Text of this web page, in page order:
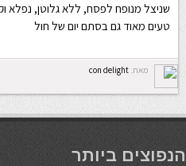
שניצל מנופח לפסח, ללא גלוטן, נפלא
טעים מאוד גם בסתם יום של חול
מאת: con delight
мостбет кг
הנפוצים ביותר